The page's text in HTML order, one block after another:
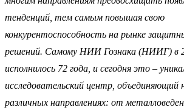
тенденций, тем самым повышая свою
конкурентоспособность на рынке
решений. Самому НИИ Гознака (НИИГ) в
исполнилось 72 года, и сегодня это –
исследовательский центр, объединяющий
различных направлениях: от